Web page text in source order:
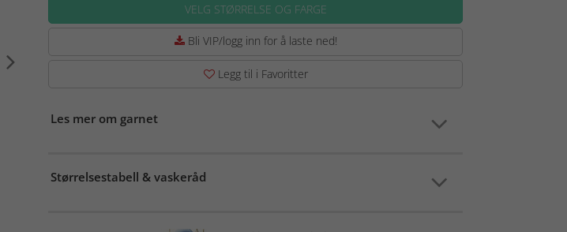
VELG STØRRELSE OG FARGE
Bli VIP/logg inn for å laste ned!
Legg til i Favoritter
Les mer om garnet
Størrelsestabell & vaskeråd